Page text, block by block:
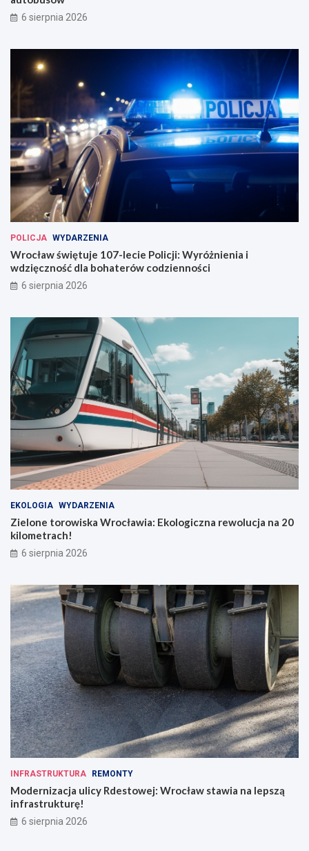
6 sierpnia 2026
POLICJA WYDARZENIA
Wrocław świętuje 107-lecie Policji: Wyróżnienia i
wdzięczność dla bohaterów codzienności
6 sierpnia 2026
EKOLOGIA WYDARZENIA
Zielone torowiska Wrocławia: Ekologiczna rewolucja na 20
kilometrach!
6 sierpnia 2026
INFRASTRUKTURA REMONTY
Modernizacja ulicy Rdestowej: Wrocław stawia na lepszą
infrastrukturę!
6 sierpnia 2026